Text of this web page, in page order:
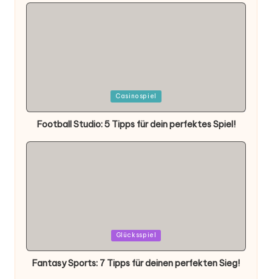
Casinospiel
Football Studio: 5 Tipps für dein perfektes Spiel!
Glücksspiel
Fantasy Sports: 7 Tipps für deinen perfekten Sieg!